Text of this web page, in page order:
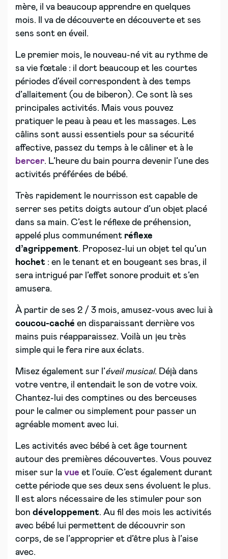
mère, il va beaucoup apprendre en quelques
mois. Il va de découverte en découverte et ses
sens sont en éveil.
Le premier mois, le nouveau-né vit au rythme de
sa vie fœtale : il dort beaucoup et les courtes
périodes d’éveil correspondent à des temps
d’allaitement (ou de biberon). Ce sont là ses
principales activités. Mais vous pouvez
pratiquer le peau à peau et les massages. Les
câlins sont aussi essentiels pour sa sécurité
affective, passez du temps à le câliner et à le
bercer. L’heure du bain pourra devenir l’une des
activités préférées de bébé.
Très rapidement le nourrisson est capable de
serrer ses petits doigts autour d’un objet placé
dans sa main. C’est le réflexe de préhension,
appelé plus communément réflexe
d’agrippement. Proposez-lui un objet tel qu’un
hochet : en le tenant et en bougeant ses bras, il
sera intrigué par l’effet sonore produit et s’en
amusera.
À partir de ses 2 / 3 mois, amusez-vous avec lui à
coucou-caché en disparaissant derrière vos
mains puis réapparaissez. Voilà un jeu très
simple qui le fera rire aux éclats.
Misez également sur l’éveil musical. Déjà dans
votre ventre, il entendait le son de votre voix.
Chantez-lui des comptines ou des berceuses
pour le calmer ou simplement pour passer un
agréable moment avec lui.
Les activités avec bébé à cet âge tournent
autour des premières découvertes. Vous pouvez
miser sur la vue et l’ouïe. C’est également durant
cette période que ses deux sens évoluent le plus.
Il est alors nécessaire de les stimuler pour son
bon développement. Au fil des mois les activités
avec bébé lui permettent de découvrir son
corps, de se l’approprier et d’être plus à l’aise
avec.